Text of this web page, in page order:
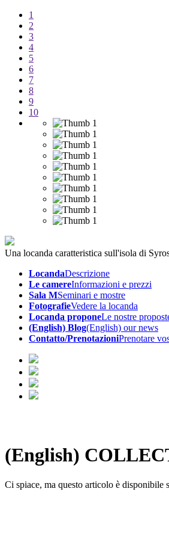
1
2
3
4
5
6
7
8
9
10
Una locanda caratteristica sull'isola di
LocandaDescrizione
Le camereInformazioni e prezzi
Sala MSeminari e mostre
FotografieVedere la locanda
Locanda proponeLe nostre
(English) Blog(English) our news
Contatto/PrenotazioniPrenotare
(English)
Ci spiace, ma questo articolo è disponibile